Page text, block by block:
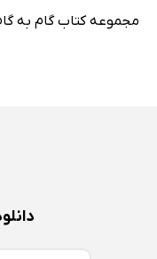
مجموعه کتاب گام به